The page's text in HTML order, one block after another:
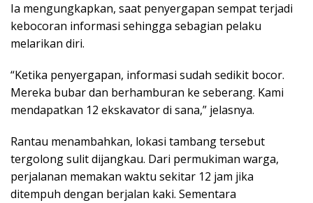
Ia mengungkapkan, saat penyergapan sempat terjadi
kebocoran informasi sehingga sebagian pelaku
melarikan diri.
“Ketika penyergapan, informasi sudah sedikit bocor.
Mereka bubar dan berhamburan ke seberang. Kami
mendapatkan 12 ekskavator di sana,” jelasnya.
Rantau menambahkan, lokasi tambang tersebut
tergolong sulit dijangkau. Dari permukiman warga,
perjalanan memakan waktu sekitar 12 jam jika
ditempuh dengan berjalan kaki. Sementara